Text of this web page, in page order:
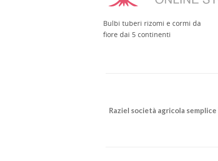
Bulbi tuberi rizomi e cormi da
fiore dai 5 continenti
Raziel società agricola semplice